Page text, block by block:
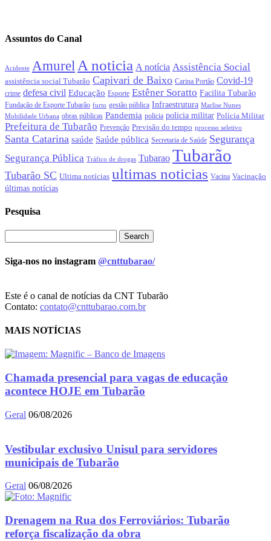
Assuntos do Canal
Acidente Amurel A noticia A notícia Assistência Social
assistência social Tubarão Capivari de Baixo Carina Portão Covid-19
crime defesa civil Educação Esporte Estêner Soratto Facilita Tubarão
Fundação de Esporte Tubarão furto gestão pública Infraestrutura Marlise Nunes
Mobilidade Urbana obras públicas Pandemia policia policia militar Polícia Militar
Prefeitura de Tubarão Prevenção Previsão do tempo processo seletivo
Santa Catarina saúde Saúde pública Secretaria de Saúde Segurança
Segurança Pública Tráfico de drogas Tubarao Tubarão
Tubarão SC Ultima notícias ultimas noticias Vacina Vacinação
últimas notícias
Pesquisa
Siga-nos no instagram @cnttubarao/
Este é o canal de notícias da CNT Tubarão
Contato: contato@cnttubarao.com.br
MAIS NOTÍCIAS
Chamada presencial para vagas de educação
acontece HOJE em Tubarão
Geral 06/08/2026
Vestibular exclusivo Unisul para servidores
municipais de Tubarão
Geral 06/08/2026
Drenagem na Rua dos Ferroviários: Tubarão
reforça fiscalização da obra